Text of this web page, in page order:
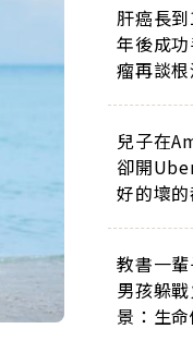
肝癌長
年後成
瘤再談根
兒子在
卻開
好的壞
教書一
男孩躲
景：生